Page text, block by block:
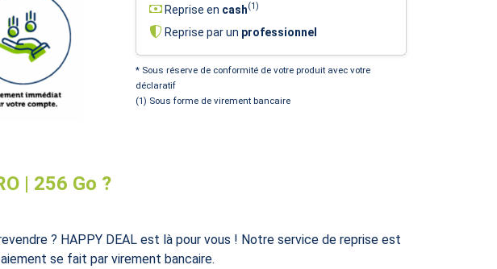
Reprise en cash(1)
Reprise par un professionnel
* Sous réserve de conformité de votre produit avec votre
déclaratif
(1) Sous forme de virement bancaire
| 256 Go ?
? HAPPY DEAL est là pour vous ! Notre service de reprise est
se fait par virement bancaire.